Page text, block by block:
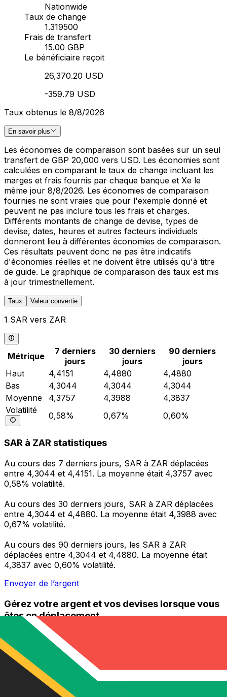
Nationwide
Taux de change
1.319500
Frais de transfert
15.00 GBP
Le bénéficiaire reçoit
26,370.20 USD
-359.79 USD
Taux obtenus le 8/8/2026
En savoir plus
Les économies de comparaison sont basées sur un seul
transfert de GBP 20,000 vers USD. Les économies sont
calculées en comparant le taux de change incluant les
marges et frais fournis par chaque banque et Xe le
même jour 8/8/2026. Les économies de comparaison
fournies ne sont vraies que pour l'exemple donné et
peuvent ne pas inclure tous les frais et charges.
Différents montants de change de devise, types de
devise, dates, heures et autres facteurs individuels
donneront lieu à différentes économies de comparaison.
Ces résultats peuvent donc ne pas être indicatifs
d'économies réelles et ne doivent être utilisés qu'à titre
de guide. Le graphique de comparaison des taux est mis
à jour trimestriellement.
Taux Valeur convertie
1 SAR vers ZAR
Métrique
7 derniers
jours
30 derniers
jours
90 derniers
jours
Haut
4,4151 4,4880
4,4880
Bas
4,3044 4,3044
4,3044
Moyenne
4,3757 4,3988
4,3837
Volatilité
0,58% 0,67% 0,60%
SAR à ZAR statistiques
Au cours des 7 derniers jours, SAR à ZAR déplacées
entre 4,3044 et 4,4151. La moyenne était 4,3757 avec
0,58% volatilité.
Au cours des 30 derniers jours, SAR à ZAR déplacées
entre 4,3044 et 4,4880. La moyenne était 4,3988 avec
0,67% volatilité.
Au cours des 90 derniers jours, les SAR à ZAR
déplacées entre 4,3044 et 4,4880. La moyenne était
4,3837 avec 0,60% volatilité.
Envoyer de l’argent
Gérez votre argent et vos devises lorsque vous
êtes en déplacement
L'application Xe réunit toutes les fonctionnalités
nécessaires pour vos transferts d'argent internationaux
et la gestion de vos devises. Convertissez des devises,
programmez des alertes de taux et transférez de
l'argent à l'étranger sans frais cachés. Téléchargez
l'application dès aujourd'hui !